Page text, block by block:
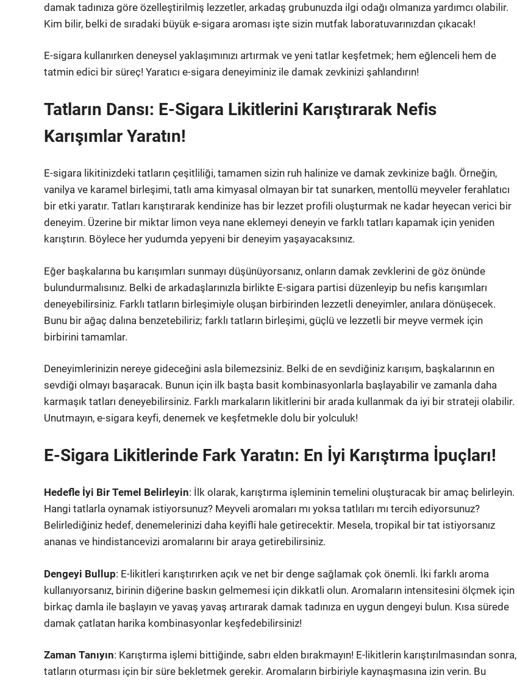
damak tadınıza göre özelleştirilmiş lezzetler, arkadaş grubunuzda ilgi odağı olmanıza yardımcı olabilir.
Kim bilir, belki de sıradaki büyük e-sigara aroması işte sizin mutfak laboratuvarınızdan çıkacak!
E-sigara kullanırken deneysel yaklaşımınızı artırmak ve yeni tatlar keşfetmek; hem eğlenceli hem de
tatmin edici bir süreç! Yaratıcı e-sigara deneyiminiz ile damak zevkinizi şahlandırın!
Tatların Dansı: E-Sigara Likitlerini Karıştırarak Nefis
Karışımlar Yaratın!
E-sigara likitinizdeki tatların çeşitliliği, tamamen sizin ruh halinize ve damak zevkinize bağlı. Örneğin,
vanilya ve karamel birleşimi, tatlı ama kimyasal olmayan bir tat sunarken, mentollü meyveler ferahlatıcı
bir etki yaratır. Tatları karıştırarak kendinize has bir lezzet profili oluşturmak ne kadar heyecan verici bir
deneyim. Üzerine bir miktar limon veya nane eklemeyi deneyin ve farklı tatları kapamak için yeniden
karıştırın. Böylece her yudumda yepyeni bir deneyim yaşayacaksınız.
Eğer başkalarına bu karışımları sunmayı düşünüyorsanız, onların damak zevklerini de göz önünde
bulundurmalısınız. Belki de arkadaşlarınızla birlikte E-sigara partisi düzenleyip bu nefis karışımları
deneyebilirsiniz. Farklı tatların birleşimiyle oluşan birbirinden lezzetli deneyimler, anılara dönüşecek.
Bunu bir ağaç dalına benzetebiliriz; farklı tatların birleşimi, güçlü ve lezzetli bir meyve vermek için
birbirini tamamlar.
Deneyimlerinizin nereye gideceğini asla bilemezsiniz. Belki de en sevdiğiniz karışım, başkalarının en
sevdiği olmayı başaracak. Bunun için ilk başta basit kombinasyonlarla başlayabilir ve zamanla daha
karmaşık tatları deneyebilirsiniz. Farklı markaların likitlerini bir arada kullanmak da iyi bir strateji olabilir.
Unutmayın, e-sigara keyfi, denemek ve keşfetmekle dolu bir yolculuk!
E-Sigara Likitlerinde Fark Yaratın: En İyi Karıştırma İpuçları!
Hedefle İyi Bir Temel Belirleyin: İlk olarak, karıştırma işleminin temelini oluşturacak bir amaç belirleyin.
Hangi tatlarla oynamak istiyorsunuz? Meyveli aromaları mı yoksa tatlıları mı tercih ediyorsunuz?
Belirlediğiniz hedef, denemelerinizi daha keyifli hale getirecektir. Mesela, tropikal bir tat istiyorsanız
ananas ve hindistancevizi aromalarını bir araya getirebilirsiniz.
Dengeyi Bullup: E-likitleri karıştırırken açık ve net bir denge sağlamak çok önemli. İki farklı aroma
kullanıyorsanız, birinin diğerine baskın gelmemesi için dikkatli olun. Aromaların intensitesini ölçmek için
birkaç damla ile başlayın ve yavaş yavaş artırarak damak tadınıza en uygun dengeyi bulun. Kısa sürede
damak çatlatan harika kombinasyonlar keşfedebilirsiniz!
Zaman Tanıyın: Karıştırma işlemi bittiğinde, sabrı elden bırakmayın! E-likitlerin karıştırılmasından sonra,
tatların oturması için bir süre bekletmek gerekir. Aromaların birbiriyle kaynaşmasına izin verin. Bu